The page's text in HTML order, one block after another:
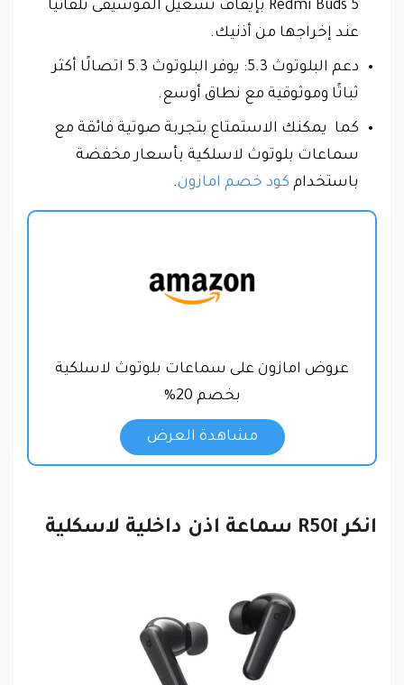
Redmi Buds 5 بإيقاف تشغيل الموسيقى تلقائيًا
عند إخراجها من أذنيك.
دعم البلوتوث 5.3: يوفر البلوتوث 5.3 اتصالًا أكثر
ثباتًا وموثوقية مع نطاق أوسع.
كما يمكنك الاستمتاع بتجربة صوتية فائقة مع
سماعات بلوتوث لاسلكية بأسعار مخفضة
باستخدام كود خصم امازون.
عروض امازون على سماعات بلوتوث لاسلكية
بخصم 20%
مشاهدة العرض
انكر R50‎i سماعة اذن داخلية لاسكلية